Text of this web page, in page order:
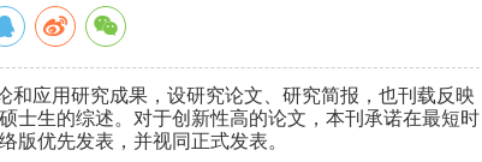
和应用研究成果， 设研究论文、研究简报， 也刊载反映
士生的综述。对于创新性高的论文，本刊承诺在最短时
版优先发表，并视同正式发表。